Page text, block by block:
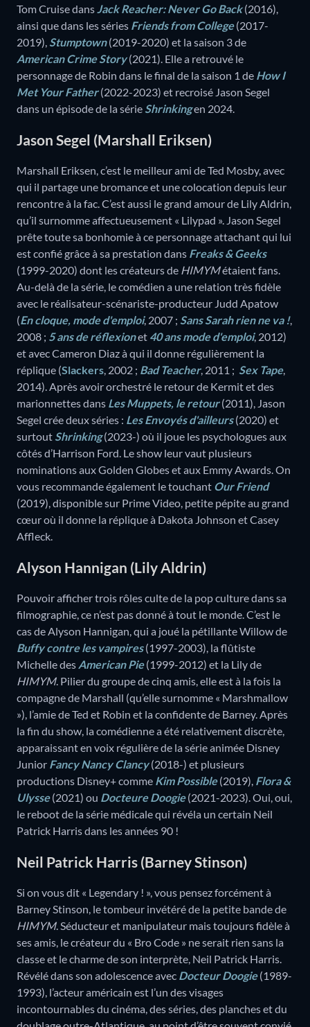
Tom Cruise dansJack Reacher: Never Go Back(2016),
ainsi que dans les séries Friends from College(2017-
2019),Stumptown(2019-2020) et la saison 3 de
American Crime Story(2021). Elle a retrouvé le
personnage de Robin dans le final de la saison 1 de How I
Met Your Father(2022-2023) et recroisé Jason Segel
dans un épisode de la sérieShrinkingen 2024.
Jason Segel (Marshall Eriksen)
Marshall Eriksen, c’est le meilleur ami de Ted Mosby, avec
qui il partage une bromance et une colocation depuis leur
rencontre à la fac. C’est aussi le grand amour de Lily Aldrin,
qu’il surnomme affectueusement « Lilypad ». Jason Segel
prête toute sa bonhomie à ce personnage attachant qui lui
est confié grâce à sa prestation dans Freaks & Geeks
(1999-2020) dont les créateurs de HIMYMétaient fans.
Au-delà de la série, le comédien a une relation très fidèle
avec le réalisateur-scénariste-producteur Judd Apatow
(En cloque, mode d'emploi, 2007 ; Sans Sarah rien ne va !,
2008 ; 5 ans de réflexionet 40 ans mode d'emploi, 2012)
et avec Cameron Diaz à qui il donne régulièrement la
réplique (Slackers, 2002 ; Bad Teacher, 2011 ; Sex Tape,
2014). Après avoir orchestré le retour de Kermit et des
marionnettes dans Les Muppets, le retour(2011), Jason
Segel crée deux séries : Les Envoyés d'ailleurs(2020) et
surtoutShrinking(2023-) où il joue les psychologues aux
côtés d’Harrison Ford. Le show leur vaut plusieurs
nominations aux Golden Globes et aux Emmy Awards. On
vous recommande également le touchant Our Friend
(2019), disponible sur Prime Video, petite pépite au grand
cœur où il donne la réplique à Dakota Johnson et Casey
Affleck.
Alyson Hannigan (Lily Aldrin)
Pouvoir afficher trois rôles culte de la pop culture dans sa
filmographie, ce n’est pas donné à tout le monde. C’est le
cas de Alyson Hannigan, qui a joué la pétillante Willow de
Buffy contre les vampires(1997-2003), la flûtiste
Michelle des American Pie(1999-2012) et la Lily de
HIMYM. Pilier du groupe de cinq amis, elle est à la fois la
compagne de Marshall (qu’elle surnomme « Marshmallow
»), l’amie de Ted et Robin et la confidente de Barney. Après
la fin du show, la comédienne a été relativement discrète,
apparaissant en voix régulière de la série animée Disney
Junior Fancy Nancy Clancy(2018-) et plusieurs
productions Disney+ comme Kim Possible(2019), Flora &
Ulysse(2021) ou Docteure Doogie(2021-2023). Oui, oui,
le reboot de la série médicale qui révéla un certain Neil
Patrick Harris dans les années 90 !
Neil Patrick Harris (Barney Stinson)
Si on vous dit « Legendary ! », vous pensez forcément à
Barney Stinson, le tombeur invétéré de la petite bande de
HIMYM. Séducteur et manipulateur mais toujours fidèle à
ses amis, le créateur du « Bro Code » ne serait rien sans la
classe et le charme de son interprète, Neil Patrick Harris.
Révélé dans son adolescence avec Docteur Doogie(1989-
1993), l’acteur américain est l’un des visages
incontournables du cinéma, des séries, des planches et du